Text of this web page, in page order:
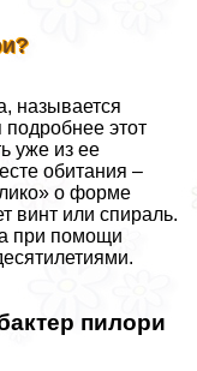
называется
этот
уже из ее
обитания –
о форме
винт или спираль.
при помощи
пилори